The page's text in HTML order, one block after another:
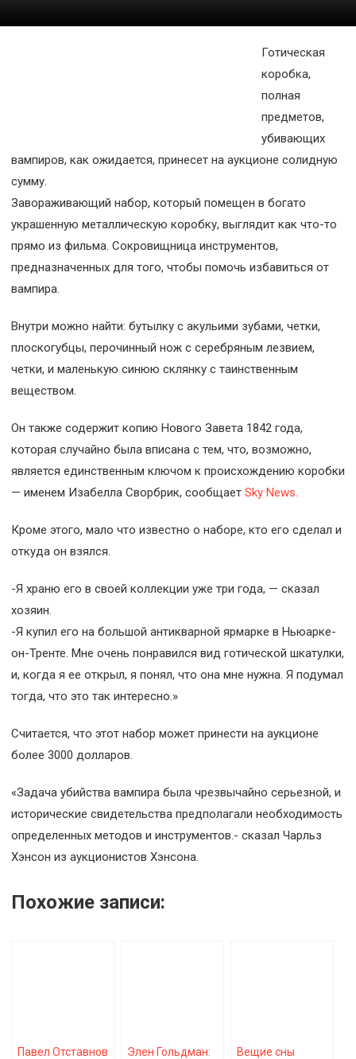
Готическая
коробка,
полная
предметов,
убивающих
вампиров, как ожидается, принесет на аукционе солидную
сумму.
Завораживающий набор, который помещен в богато
украшенную металлическую коробку, выглядит как что-то
прямо из фильма. Сокровищница инструментов,
предназначенных для того, чтобы помочь избавиться от
вампира.
Внутри можно найти: бутылку с акульими зубами, четки,
плоскогубцы, перочинный нож с серебряным лезвием,
четки, и маленькую синюю склянку с таинственным
веществом.
Он также содержит копию Нового Завета 1842 года,
которая случайно была вписана с тем, что, возможно,
является единственным ключом к происхождению коробки
— именем Изабелла Сворбрик, сообщает Sky News.
Кроме этого, мало что известно о наборе, кто его сделал и
откуда он взялся.
-Я храню его в своей коллекции уже три года, — сказал
хозяин.
-Я купил его на большой антикварной ярмарке в Ньюарке-
он-Тренте. Мне очень понравился вид готической шкатулки,
и, когда я ее открыл, я понял, что она мне нужна. Я подумал
тогда, что это так интересно.»
Считается, что этот набор может принести на аукционе
более 3000 долларов.
«Задача убийства вампира была чрезвычайно серьезной, и
исторические свидетельства предполагали необходимость
определенных методов и инструментов.- сказал Чарльз
Хэнсон из аукционистов Хэнсона.
Похожие записи:
Павел Отставнов
Элен Гольдман:
Вещие сны